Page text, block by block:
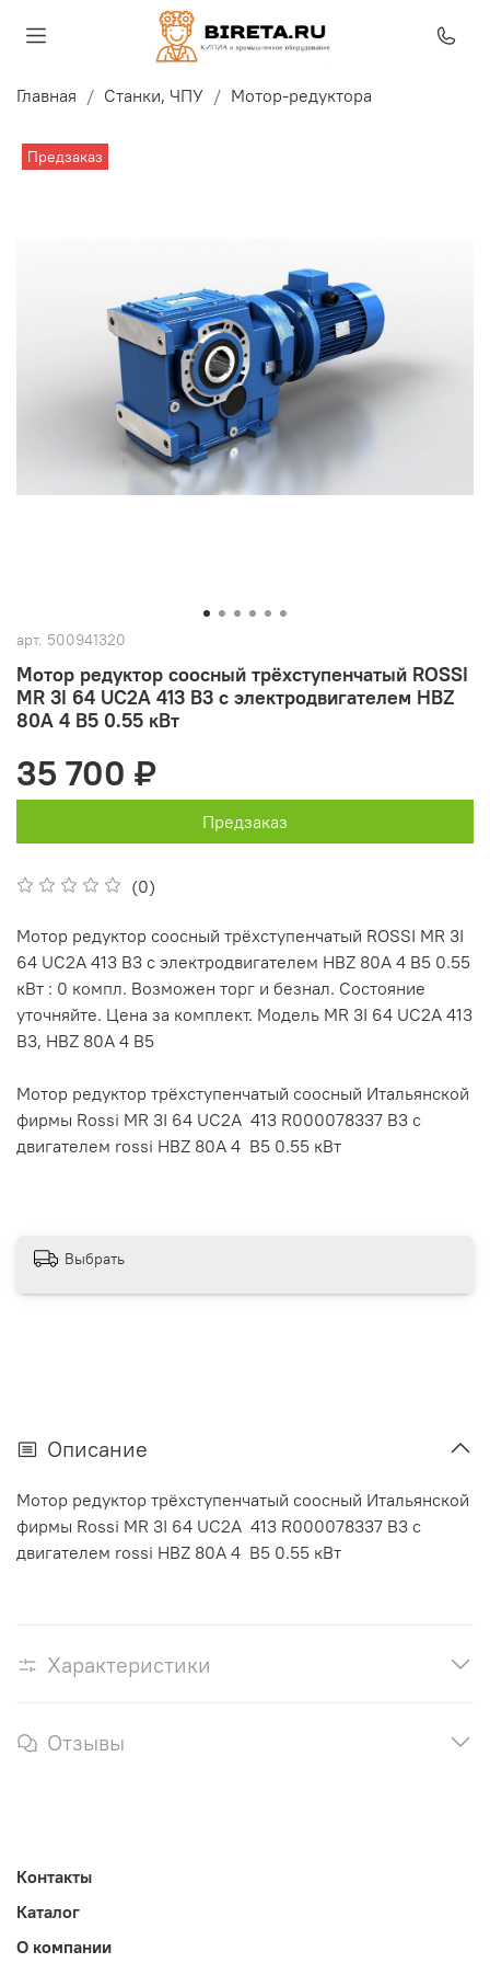
Главная Станки, ЧПУ Мотор-редуктора
Предзаказ
арт. 500941320
Мотор редуктор соосный трёхступенчатый ROSSI
MR 3I 64 UС2A 413 B3 с электродвигателем HBZ
80A 4 B5 0.55 кВт
(0)
35 700 ₽
Предзаказ
Мотор редуктор соосный трёхступенчатый ROSSI MR 3I
64 UС2A 413 B3 с электродвигателем HBZ 80A 4 B5 0.55
кВт : 0 компл. Возможен торг и безнал. Состояние
уточняйте. Цена за комплект. Модель MR 3I 64 UС2A 413
B3, HBZ 80A 4 B5
Мотор редуктор трёхступенчатый соосный Итальянской
фирмы Rossi MR 3I 64 UС2A 413 R000078337 B3 c
двигателем rossi HBZ 80A 4 B5 0.55 кВт
Выбрать
Описание
Мотор редуктор трёхступенчатый соосный Итальянской
фирмы Rossi MR 3I 64 UС2A 413 R000078337 B3 c
двигателем rossi HBZ 80A 4 B5 0.55 кВт
Характеристики
Отзывы
Контакты
Каталог
О компании